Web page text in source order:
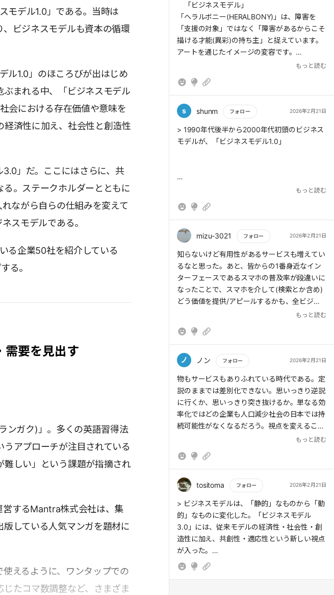
モデル1.0」である。当時は
、ビジネスモデルも資本の循環
ル1.0」のほころびが出はじめ
まれる中、「ビジネスモデル
会における存在価値や意味を
済性に加え、社会性と創造性
」だ。ここにはさらに、共
。ステークホルダーとともに
ながら自らの仕組みを変えて
スモデルである。
る企業50社を紹介している
る。
要を見出す
ンガク)」。多くの英語習得法
アプローチが注目されている
難しい」という課題が指摘され
するMantra株式会社は、集
している人気マンガを題材に
えるように、ワンタップでの
たコマ数調整など、さまざま
用）」**という言葉がある。「せっかくここま
でやったから」と執着して、損を拡大させる心
理だ。
私はflierで本を読みながら、常に自分に問いか
ける。 「今からこの情報を使い続けて、未来
の自分にプラスがあるか？」 プラスがないと
ど関係ない。未来の利益だけを見て「損切り」
し、動的に自分を変え続ける。
というが、私は昭和生れのNo.２大得意な人間
だから、今までのほうが合ってる事実はある。
もっと読む
「ビジネスモデル」
「ヘラルボニー(HERALBONY)」は、障害を
「支援の対象」ではなく「障害があるからこそ
描ける才能(異彩)の持ち主」と捉えています。
アートを通じたイメージの変容です。
ートを「知的財産」として位置づけています。
び、作品をスキャンしてデータとして保管しま
ランドの商品や企業とのコラボレーションに使
われます。
一所懸命に応援していきましょう。
もっと読む
s shunm フォロー 2026年2月21日
もっと読む
> 1990年代後半から2000年代初頭のビジネス
モデルが、「ビジネスモデル1.0」
> 「ビジネスモデル2.0」が登場。企業は経済
味を問うようになった。
> 本書のテーマである「ビジネスモデル3.0」
だ。ここにはさらに、共創性・適応性という新
しい視点が入ることとなる。ステークホルダー
とともに価値を育て合い(共創性)、社会の変化
を受け入れながら自らの仕組みを変えていく
(適応性)。これこそが、現代におけるビジネス
モデルである。
> 本書では、「ビジネスモデル3.0」を体現し
ている企業50社を紹介
もっと読む
mizu-3021 フォロー 2026年2月21日
もっと読む
知らないけど有用性があるサービスも増えてい
るなと思った。あと、皆からの1番身近なイン
ターフェースであるスマホの普及率が段違いに
なったことで、スマホを介して(検索とか含め)
どう価値を提供/アピールするかも、全ビジネ
もっと読む
ノ ノン フォロー 2026年2月21日
もっと読む
物もサービスもありふれている時代である。定
説のままでは差別化できない。思いっきり逆説
に行くか、思いっきり突き抜けるか。単なる効
率化ではどの企業も人口減少社会の日本では持
続可能性がなくなるだろう。視点を変えること
もっと読む
tositoma フォロー 2026年2月21日
もっと読む
> ビジネスモデルは、「静的」なものから「動
的」なものに変化した。「ビジネスモデル
3.0」には、従来モデルの経済性・社会性・創
造性に加え、共創性・適応性という新しい視点
が入った。